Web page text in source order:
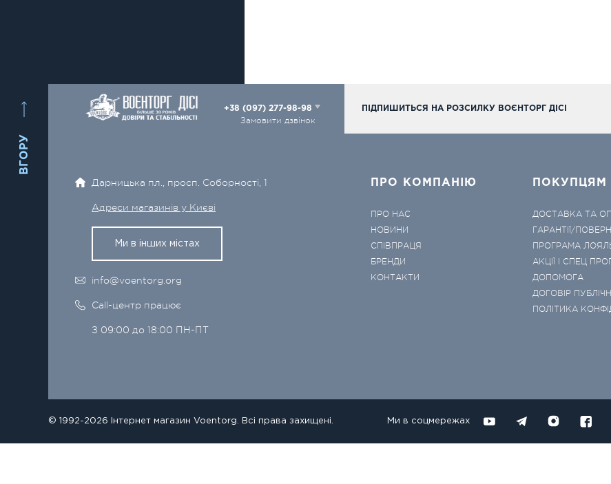
ВГОРУ
+38 (097) 277-98-98
Замовити дзвінок
ПІДПИШИТЬСЯ НА РОЗСИЛКУ ВОЄНТОРГ ДІСІ
Дарницька пл., просп. Соборності, 1
Адреси магазинів у Києві
Ми в інших містах
info@voentorg.org
Call-центр працює
З 09:00 до 18:00 ПН-ПТ
ПРО КОМПАНІЮ
ПРО НАС
НОВИНИ
СПІВПРАЦЯ
БРЕНДИ
КОНТАКТИ
ПОКУПЦЯМ
ДОСТАВКА ТА
ГАРАНТІЇ/
ПРОГРАМА
АКЦІЇ І СПЕЦ
ДОПОМОГА
ДОГОВІР
ПОЛІТИКА
© 1992-2026 Інтернет магазин Voentorg. Всі права захищені. Ми в соцмережах